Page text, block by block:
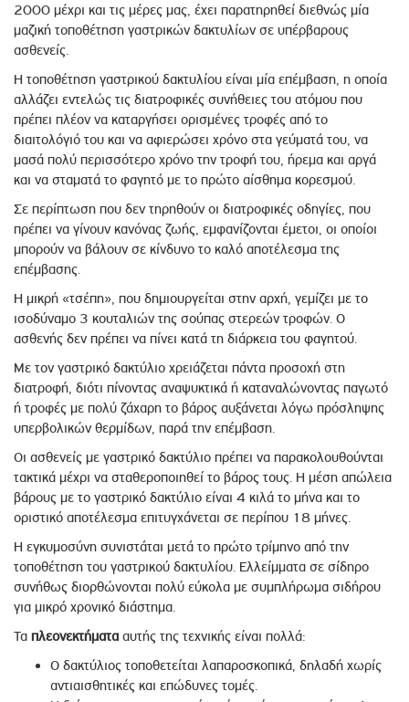
2000 µέχρι και τις µέρες µας, έχει παρατηρηθεί διεθνώς µία
µαζική τοποθέτηση γαστρικών δακτυλίων σε υπέρβαρους
ασθενείς.
Η τοποθέτηση γαστρικού δακτυλίου είναι µία επέμβαση, η οποία
αλλάζει εντελώς τις διατροφικές συνήθειες του ατόµου που
πρέπει πλέον να καταργήσει ορισμένες τροφές από το
διαιτολόγιό του και να αφιερώσει χρόνο στα γεύµατά του, να
µασά πολύ περισσότερο χρόνο την τροφή του, ήρεµα και αργά
και να σταµατά το φαγητό µε το πρώτο αίσθημα κορεσµού.
Σε περίπτωση που δεν τηρηθούν οι διατροφικές οδηγίες, που
πρέπει να γίνουν κανόνας ζωής, εμφανίζονται έµετοι, οι οποίοι
µπορούν να βάλουν σε κίνδυνο το καλό αποτέλεσμα της
επέμβασης.
Η µικρή «τσέπη», που δημιουργείται στην αρχή, γεµίζει µε το
ισοδύναμο 3 κουταλιών της σούπας στερεών τροφών. Ο
ασθενής δεν πρέπει να πίνει κατά τη διάρκεια του φαγητού.
Με τον γαστρικό δακτύλιο χρειάζεται πάντα προσοχή στη
διατροφή, διότι πίνοντας αναψυκτικά ή καταναλώνοντας παγωτό
ή τροφές µε πολύ ζάχαρη το βάρος αυξάνεται λόγω πρόσληψης
υπερβολικών θερµίδων, παρά την επέμβαση.
Οι ασθενείς µε γαστρικό δακτύλιο πρέπει να παρακολουθούνται
τακτικά µέχρι να σταθεροποιηθεί το βάρος τους. Η µέση απώλεια
βάρους µε το γαστρικό δακτύλιο είναι 4 κιλά το µήνα και το
οριστικό αποτέλεσμα επιτυγχάνεται σε περίπου 18 µήνες.
Η εγκυμοσύνη συνιστάται µετά το πρώτο τρίµηνο από την
τοποθέτηση του γαστρικού δακτυλίου. Ελλείμματα σε σίδηρο
συνήθως διορθώνονται πολύ εύκολα µε συμπλήρωμα σιδήρου
για µικρό χρονικό διάστηµα.
Τα πλεονεκτήματα αυτής της τεχνικής είναι πολλά:
Ο δακτύλιος τοποθετείται λαπαροσκοπικά, δηλαδή χωρίς
αντιαισθητικές και επώδυνες τοµές.